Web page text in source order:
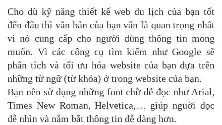
Cho dù kỹ năng thiết kế web du lịch của bạn tốt
đến đâu thì văn bản của bạn vẫn là quan trọng nhất
vì nó cung cấp cho người dùng thông tin mong
muốn. Vì các công cụ tìm kiếm như Google sẽ
phân tích và tối ưu hóa website của bạn dựa trên
những từ ngữ (từ khóa) ở trong website của bạn.
Bạn nên sử dụng những font chữ dễ đọc như Arial,
Times New Roman, Helvetica,… giúp nguời đọc
dễ nhìn và nắm bắt thông tin dễ dàng hơn.